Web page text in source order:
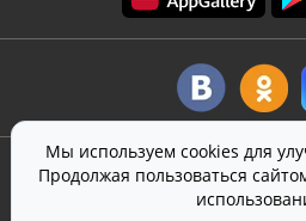
©2026 Canape Club-
Оферта
Мы используем cookies для
Продолжая пользоваться